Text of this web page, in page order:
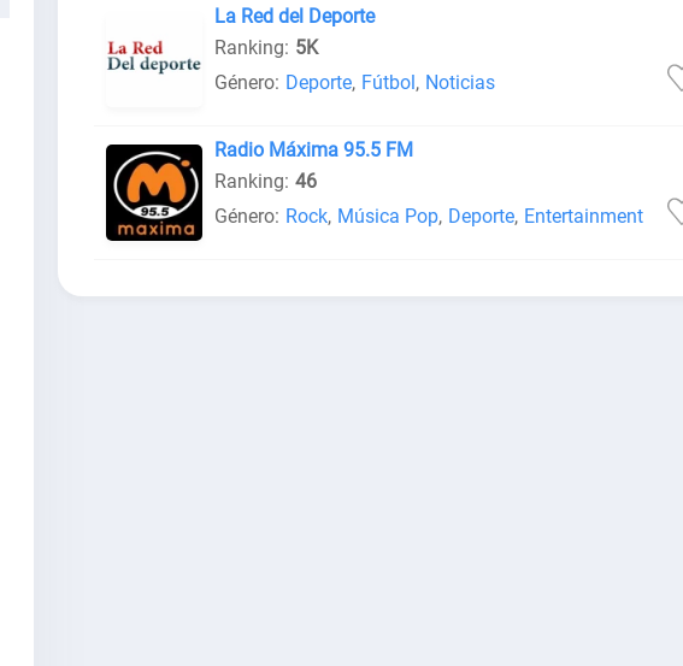
La Red del Deporte
Ranking: 5K
Género: Deporte, Fútbol, Noticias
Radio Máxima 95.5 FM
Ranking: 46
Género: Rock, Música Pop, Deporte, Entertainment